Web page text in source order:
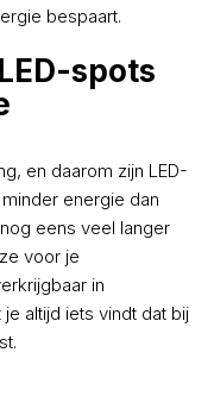
bespaart.
spots
en daarom zijn LED-
energie dan
eens veel langer
voor je
in
altijd iets vindt dat bij